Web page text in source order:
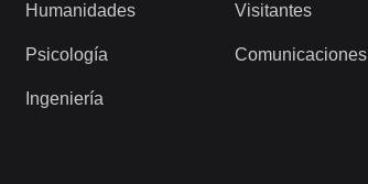
Humanidades
Psicología
Ingeniería
Visitantes
Comunicaciones